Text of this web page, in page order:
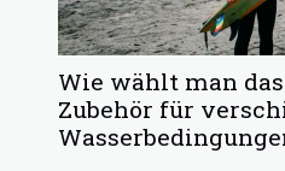
Wie wählt man
Zubehör für